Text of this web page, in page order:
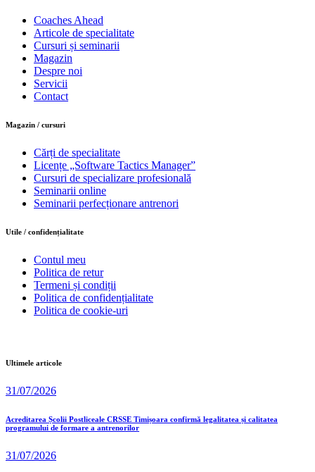
Coaches Ahead
Articole de specialitate
Cursuri și seminarii
Magazin
Despre noi
Servicii
Contact
Magazin / cursuri
Cărți de specialitate
Licențe „Software Tactics Manager”
Cursuri de specializare profesională
Seminarii online
Seminarii perfecționare antrenori
Utile / confidențialitate
Contul meu
Politica de retur
Termeni și condiții
Politica de confidențialitate
Politica de cookie-uri
Ultimele articole
31/07/2026
Acreditarea Școlii Postliceale CRSSE Timișoara confirmă legalitatea și calitatea
programului de formare a antrenorilor
31/07/2026